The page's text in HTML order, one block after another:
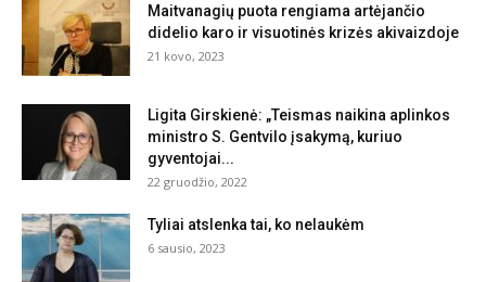
Maitvanagių puota rengiama artėjančio
didelio karo ir visuotinės krizės akivaizdoje
21 kovo, 2023
Ligita Girskienė: „Teismas naikina aplinkos
ministro S. Gentvilo įsakymą, kuriuo
gyventojai...
22 gruodžio, 2022
Tyliai atslenka tai, ko nelaukėm
6 sausio, 2023